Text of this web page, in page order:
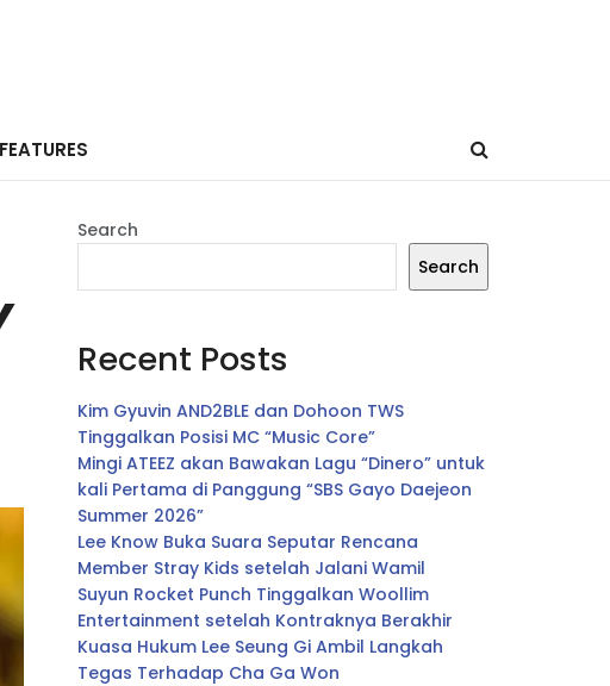
Search
Search
Recent Posts
Kim Gyuvin AND2BLE dan Dohoon TWS
Tinggalkan Posisi MC “Music Core”
Mingi ATEEZ akan Bawakan Lagu “Dinero” untuk
kali Pertama di Panggung “SBS Gayo Daejeon
Summer 2026”
Lee Know Buka Suara Seputar Rencana
Member Stray Kids setelah Jalani Wamil
Suyun Rocket Punch Tinggalkan Woollim
Entertainment setelah Kontraknya Berakhir
Kuasa Hukum Lee Seung Gi Ambil Langkah
Tegas Terhadap Cha Ga Won